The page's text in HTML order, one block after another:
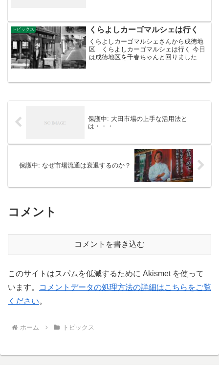
うゴカイ類の一種なんです！本州中部以
南の海に生息してい...
トピックス くらよしカーゴマルシェは行く
くらよしカーゴマルシェさんから成徳地
区 くらよしカーゴマルシェは行く 今日
は成徳地区を千春ちゃんと回りました。
保護中: 大田市場の上手な活用法と
は・・・
保護中: なぜ市場流通は衰退するのか？
コメント
コメントを書き込む
このサイトはスパムを低減するために Akismet を使って
います。
コメントデータの処理方法の詳細はこちらをご覧
ください。
ホーム トピックス